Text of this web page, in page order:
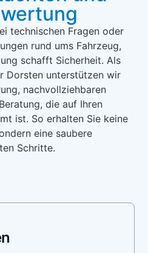
technischen Fragen oder
rund ums Fahrzeug,
schafft Sicherheit. Als
Dorsten unterstützen wir
nachvollziehbaren
die auf Ihren
ist. So erhalten Sie keine
eine saubere
Schritte.